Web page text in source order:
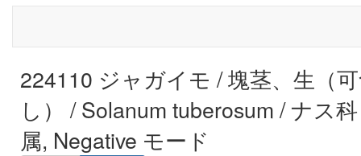
224110 ジャガイモ / 塊茎、生（
し） / Solanum tuberosum / ナス
属, Negative モード